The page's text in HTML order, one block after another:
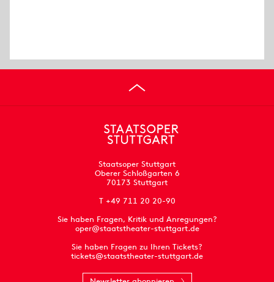
Staatsoper Stuttgart
Oberer Schloßgarten 6
70173 Stuttgart
T +49 711 20 20-90
Sie haben Fragen, Kritik und Anregungen?
oper@staatstheater-stuttgart.de
Sie haben Fragen zu Ihren Tickets?
tickets@staatstheater-stuttgart.de